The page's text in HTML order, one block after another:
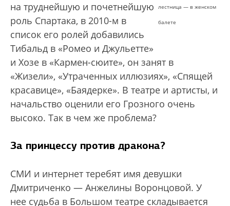
лестница — в женском
балете
на труднейшую и почетнейшую
роль Спартака, в 2010-м в
список его ролей добавились
Тибальд в «Ромео и Джульетте»
и Хозе в «Кармен-сюите», он занят в
«Жизели», «Утраченных иллюзиях», «Спящей
красавице», «Баядерке». В театре и артисты, и
начальство оценили его Грозного очень
высоко. Так в чем же проблема?
За принцессу против дракона?
СМИ и интернет теребят имя девушки
Дмитриченко — Анжелины Воронцовой. У
нее судьба в Большом театре складывается